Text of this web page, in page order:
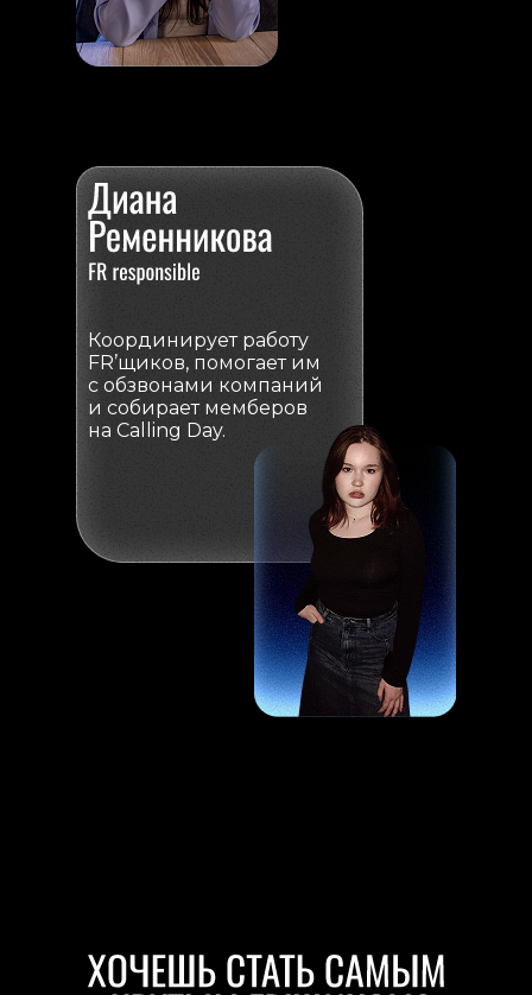
Координирует работу
FR’щиков, помогает им
с обзвонами компаний
и собирает мемберов
на Calling Day.